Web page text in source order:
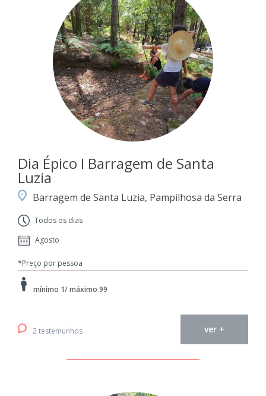
Dia Épico I Barragem de Santa
Luzia
Barragem de Santa Luzia, Pampilhosa da Serra
Todos os dias
Agosto
*Preço por pessoa
mínimo 1/ máximo 99
2 testemunhos ver +